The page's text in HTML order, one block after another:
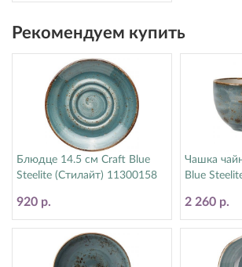
Рекомендуем купить
Блюдце 14.5 см Craft Blue
Steelite (Стилайт) 11300158
920 р.
Чашка
Blue
2 260 р.